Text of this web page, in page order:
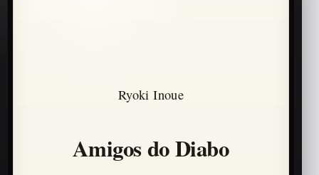
Ryoki Inoue
Amigos do Diabo